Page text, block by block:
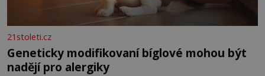
21stoleti.cz
Geneticky modifikovaní bíglové mohou být
nadějí pro alergiky